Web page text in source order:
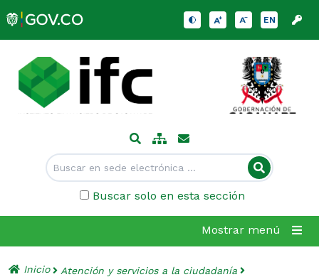
EN
Buscar solo en esta sección
Mostrar menú
Inicio
Atención y servicios a la ciudadanía